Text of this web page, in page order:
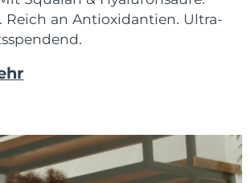
Reich an Antioxidantien. Ultra-